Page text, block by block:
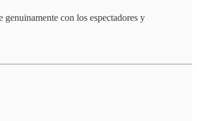
con los espectadores y